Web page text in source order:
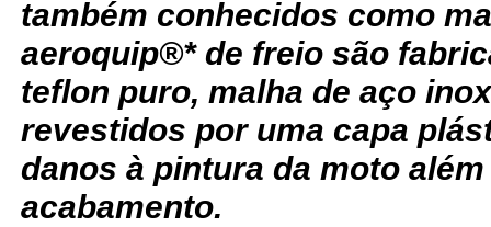
também conhecidos como
aeroquip®* de freio são
teflon puro, malha de aço
revestidos por uma capa
danos à pintura da moto
acabamento.